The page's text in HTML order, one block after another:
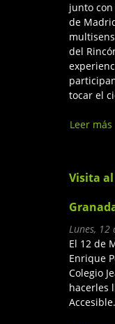
junto
de
del
tocar el
Leer más
Visita al
Lunes, 12
El 12 de
Enrique
Colegio
hacerles
Accesible.